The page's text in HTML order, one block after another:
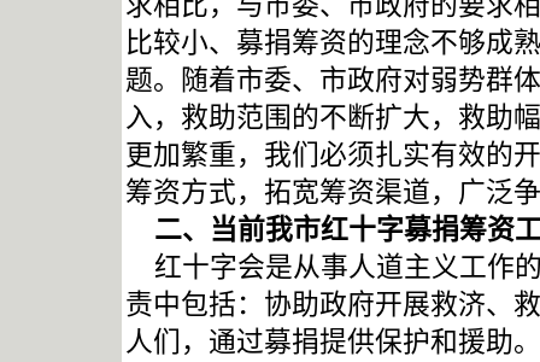
比较小、募捐筹资的理念不够成
题。随着市委、市政府对弱势群
入，救助范围的不断扩大，救助
更加繁重，我们必须扎实有效的
筹资方式，拓宽筹资渠道，广泛
二、当前我市红十字募捐筹资
红十字会是从事人道主义工作
责中包括：协助政府开展救济、
人们，通过募捐提供保护和援助